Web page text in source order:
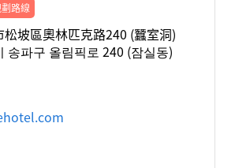
路線
松坡區奧林匹克路240 (蠶室洞)
송파구 올림픽로 240 (잠실동)